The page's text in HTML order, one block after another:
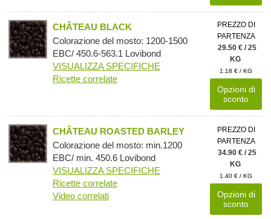
CHÂTEAU BLACK
Colorazione del mosto: 1200-1500
EBC/ 450.6-563.1 Lovibond
VISUALIZZA SPECIFICHE
Ricette correlate
PREZZO DI
PARTENZA
29.50 € / 25
KG
1.18 € / KG
Opzioni di
sconto
CHÂTEAU ROASTED BARLEY
Colorazione del mosto: min.1200
EBC/ min. 450.6 Lovibond
VISUALIZZA SPECIFICHE
Ricette correlate
Video correlati
PREZZO DI
PARTENZA
34.90 € / 25
KG
1.40 € / KG
Opzioni di
sconto